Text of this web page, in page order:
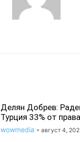
Делян Добрев:
Турция 33% от
wowmedia - август 4,